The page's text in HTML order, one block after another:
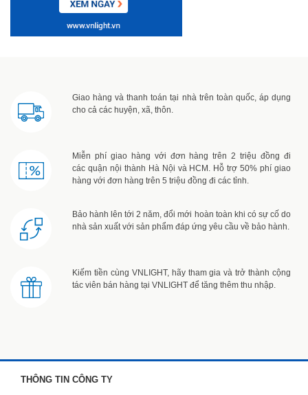
Giao hàng và thanh toán tại nhà trên toàn quốc, áp dụng
cho cả các huyện, xã, thôn.
Miễn phí giao hàng với đơn hàng trên 2 triệu đồng đi
các quận nội thành Hà Nội và HCM. Hỗ trợ 50% phí giao
hàng với đơn hàng trên 5 triệu đồng đi các tỉnh.
Bảo hành lên tới 2 năm, đổi mới hoàn toàn khi có sự cố do
nhà sản xuất với sản phẩm đáp ứng yêu cầu về bảo hành.
Kiếm tiền cùng VNLIGHT, hãy tham gia và trở thành cộng
tác viên bán hàng tại VNLIGHT để tăng thêm thu nhập.
THÔNG TIN CÔNG TY